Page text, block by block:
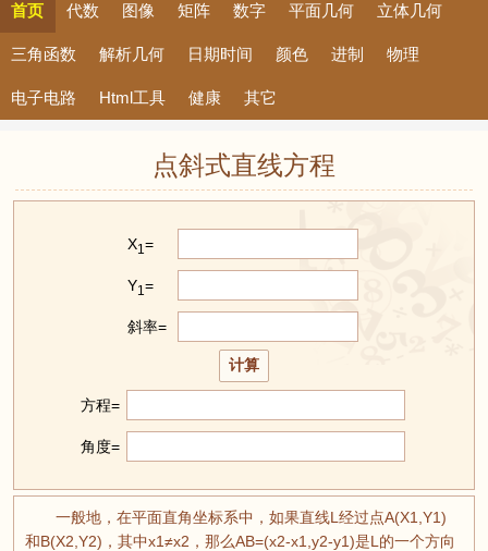
首页 代数 图像 矩阵 数字 平面几何 立体几何
三角函数 解析几何 日期时间 颜色 进制 物理
电子电路 Html工具 健康 其它
点斜式直线方程
X1 =
Y1 =
斜率=
方程=
角度=
一般地，在平面直角坐标系中，如果直线L经过点A(X1,Y1)
和B(X2,Y2)，其中x1≠x2，那么AB=(x2-x1,y2-y1)是L的一个方向